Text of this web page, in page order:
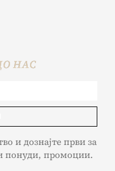
НАС
и дознајте први за
понуди, промоции.